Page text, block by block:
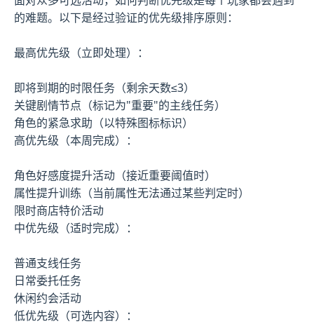
的难题。以下是经过验证的优先级排序原则：
最高优先级（立即处理）：
即将到期的时限任务（剩余天数≤3）
关键剧情节点（标记为"重要"的主线任务）
角色的紧急求助（以特殊图标标识）
高优先级（本周完成）：
角色好感度提升活动（接近重要阈值时）
属性提升训练（当前属性无法通过某些判定时）
限时商店特价活动
中优先级（适时完成）：
普通支线任务
日常委托任务
休闲约会活动
低优先级（可选内容）：